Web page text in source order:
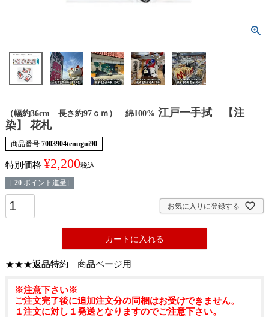
（幅約36cm 長さ約97ｃｍ） 綿100% 江戸一手拭 【注
染】 花札
商品番号 7003904tenugui90
特別価格 ¥2,200税込
[ 20 ポイント進呈]
お気に入りに登録する
カートに入れる
★★★返品特約 商品ページ用
※注意下さい※
ご注文完了後に追加注文分の同梱はお受けできません。
１注文に対し１発送となりますのでご注意下さい。